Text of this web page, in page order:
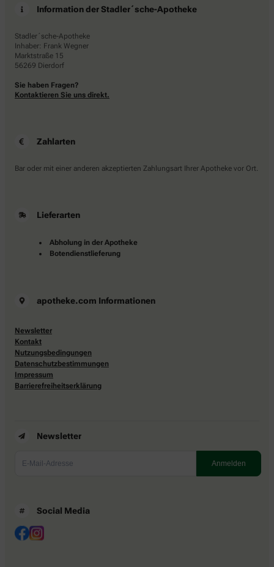
Information der Stadler´sche-Apotheke
Stadler´sche-Apotheke
Inhaber: Frank Wegner
Marktstraße 15
56269 Dierdorf
Sie haben Fragen?
Kontaktieren Sie uns direkt.
Zahlarten
Bar oder mit einer anderen akzeptierten Zahlungsart Ihrer Apotheke vor Ort.
Lieferarten
Abholung in der Apotheke
Botendienstlieferung
apotheke.com Informationen
Newsletter
Kontakt
Nutzungsbedingungen
Datenschutzbestimmungen
Impressum
Barrierefreiheitserklärung
Newsletter
Social Media